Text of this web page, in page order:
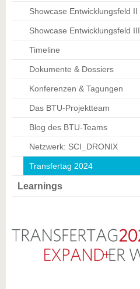
Showcase Entwicklungsfeld II
Showcase Entwicklungsfeld III
Timeline
Dokumente & Dossiers
Konferenzen & Tagungen
Das BTU-Projektteam
Blog des BTU-Teams
Netzwerk: SCI_DRONIX
Transfertag 2024
Learnings